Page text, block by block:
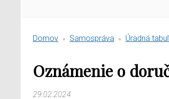
Domov Samospráva Úradná
Oznámenie o
29.02.2024